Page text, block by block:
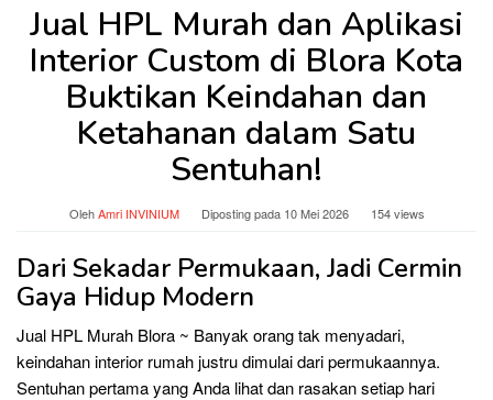
Jual HPL Murah dan Aplikasi
Interior Custom di Blora Kota
Buktikan Keindahan dan
Ketahanan dalam Satu
Sentuhan!
OlehAmri INVINIUM Diposting pada 10 Mei 2026 154 views
Dari Sekadar Permukaan, Jadi Cermin
Gaya Hidup Modern
Jual HPL Murah Blora ~ Banyak orang tak menyadari,
keindahan interior rumah justru dimulai dari permukaannya.
Sentuhan pertama yang Anda lihat dan rasakan setiap hari